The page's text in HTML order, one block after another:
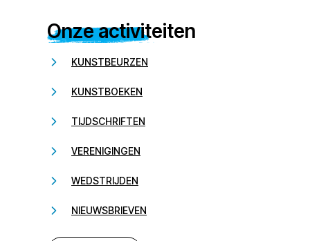
Onze activiteiten
KUNSTBEURZEN
KUNSTBOEKEN
TIJDSCHRIFTEN
VERENIGINGEN
WEDSTRIJDEN
NIEUWSBRIEVEN232323